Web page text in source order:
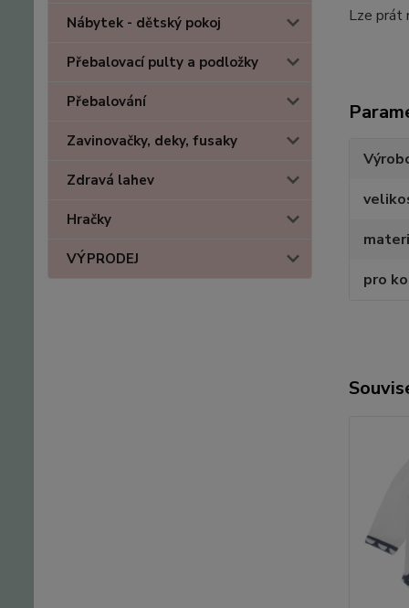
Nábytek - dětský pokoj
Přebalovací pulty a podložky
Přebalování
Zavinovačky, deky, fusaky
Zdravá lahev
Hračky
VÝPRODEJ
Lze prát
pro